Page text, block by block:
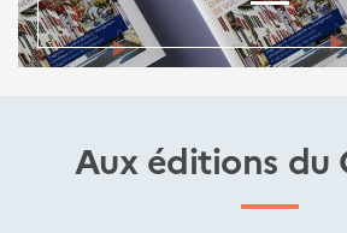
Aux éditions du